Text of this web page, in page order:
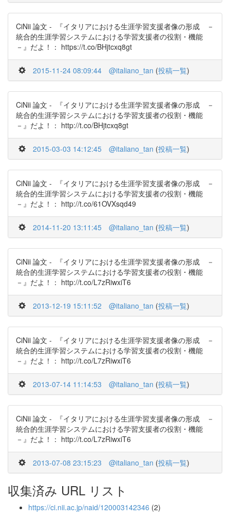
CiNii 論文 - 『イタリアにおける生涯学習支援者像の形成 －
統合的生涯学習システムにおける学習支援者の役割・機能
－』だよ！： https://t.co/BHjtcxq8gt
2015-11-24 08:09:44 @italiano_tan (投稿一覧)
CiNii 論文 - 『イタリアにおける生涯学習支援者像の形成 －
統合的生涯学習システムにおける学習支援者の役割・機能
－』だよ！： http://t.co/BHjtcxq8gt
2015-03-03 14:12:45 @italiano_tan (投稿一覧)
CiNii 論文 - 『イタリアにおける生涯学習支援者像の形成 －
統合的生涯学習システムにおける学習支援者の役割・機能
－』だよ！： http://t.co/61OVXsqd49
2014-11-20 13:11:45 @italiano_tan (投稿一覧)
CiNii 論文 - 『イタリアにおける生涯学習支援者像の形成 －
統合的生涯学習システムにおける学習支援者の役割・機能
－』だよ！： http://t.co/L7zRiwxiT6
2013-12-19 15:11:52 @italiano_tan (投稿一覧)
CiNii 論文 - 『イタリアにおける生涯学習支援者像の形成 －
統合的生涯学習システムにおける学習支援者の役割・機能
－』だよ！： http://t.co/L7zRiwxiT6
2013-07-14 11:14:53 @italiano_tan (投稿一覧)
CiNii 論文 - 『イタリアにおける生涯学習支援者像の形成 －
統合的生涯学習システムにおける学習支援者の役割・機能
－』だよ！： http://t.co/L7zRiwxiT6
2013-07-08 23:15:23 @italiano_tan (投稿一覧)
収集済み URL リスト
https://ci.nii.ac.jp/naid/120003142346 (2)